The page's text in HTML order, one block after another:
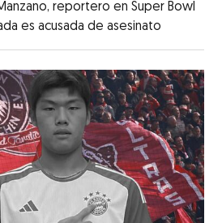
reportero en Super Bowl
es acusada de asesinato